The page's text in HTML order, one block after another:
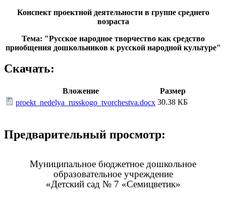
Конспект проектной деятельности в группе среднего
возраста
Тема: "Русское народное творчество как средство
приобщения дошкольников к русской народной культуре"
Скачать:
Вложение
Размер
proekt_nedelya_russkogo_tvorchestva.docx 30.38 КБ
Предварительный просмотр:
Муниципальное бюджетное дошкольное
образовательное учреждение
«Детский сад № 7 «Семицветик»